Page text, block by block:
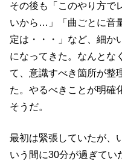
その後も「このやり方で
いから…」「曲ごとに音
定は・・・」など、細か
になってきた。なんとな
て、意識すべき箇所が整
た。やるべきことが明確
そうだ。
最初は緊張していたが、
いう間に30分が過ぎてい